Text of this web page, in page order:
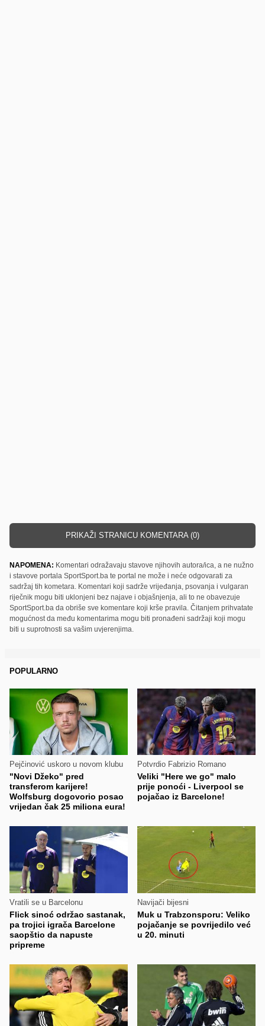
PRIKAŽI STRANICU KOMENTARA (0)
NAPOMENA: Komentari odražavaju stavove njihovih autora/ica, a ne nužno
i stavove portala SportSport.ba te portal ne može i neće odgovarati za
sadržaj tih kometara. Komentari koji sadrže vrijeđanja, psovanja i vulgaran
riječnik mogu biti uklonjeni bez najave i objašnjenja, ali to ne obavezuje
SportSport.ba da obriše sve komentare koji krše pravila. Čitanjem prihvatate
mogućnost da među komentarima mogu biti pronađeni sadržaji koji mogu
biti u suprotnosti sa vašim uvjerenjima.
POPULARNO
Pejčinović uskoro u novom klubu
"Novi Džeko" pred
transferom karijere!
Wolfsburg dogovorio posao
vrijedan čak 25 miliona eura!
Potvrdio Fabrizio Romano
Veliki "Here we go" malo
prije ponoći - Liverpool se
pojačao iz Barcelone!
Vratili se u Barcelonu
Flick sinoć održao sastanak,
pa trojici igrača Barcelone
saopštio da napuste
pripreme
Navijači bijesni
Muk u Trabzonsporu: Veliko
pojačanje se povrijedilo već
u 20. minuti